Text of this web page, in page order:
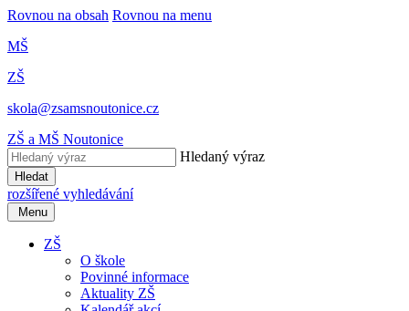
Rovnou na obsah Rovnou na menu
MŠ
ZŠ
skola@zsamsnoutonice.cz
ZŠ a MŠ Noutonice
Hledaný výraz
Hledat
rozšířené vyhledávání
Menu
ZŠ
O škole
Povinné informace
Aktuality ZŠ